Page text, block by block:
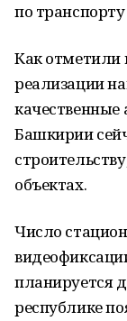
по
Как отметили
реализации
качественные
Башкирии
объектах.
Число
планируется
республике